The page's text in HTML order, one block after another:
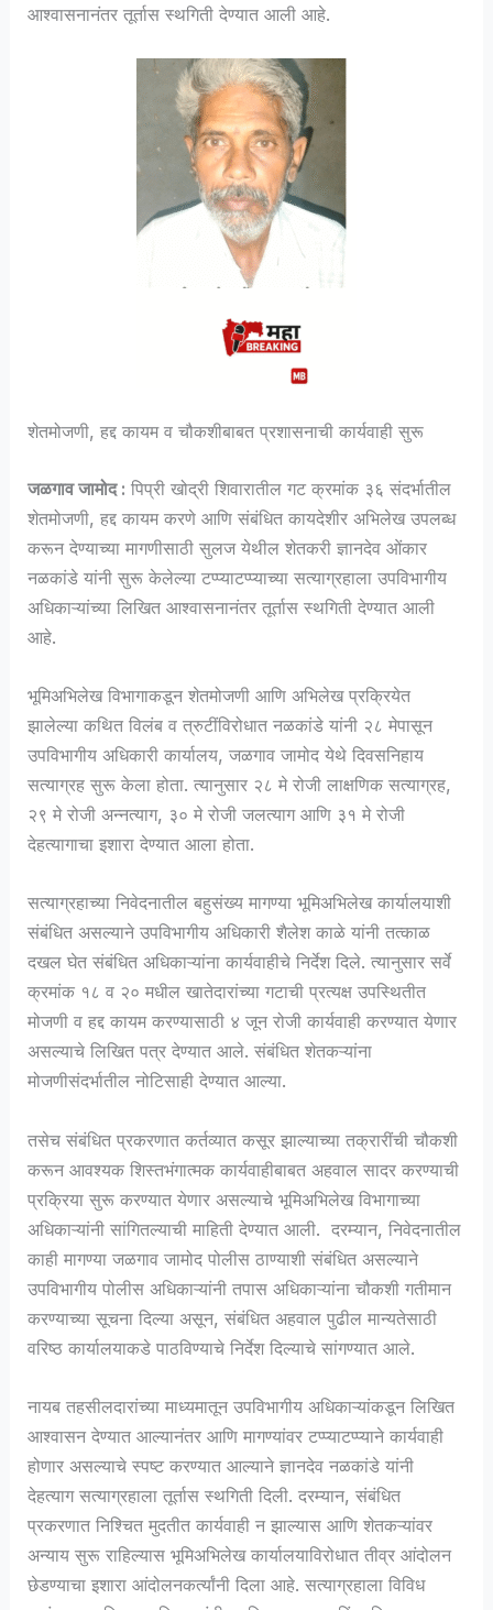
आश्वासनानंतर तूर्तास स्थगिती देण्यात आली आहे.
शेतमोजणी, हद्द कायम व चौकशीबाबत प्रशासनाची कार्यवाही सुरू
जळगाव जामोद : पिप्री खोद्री शिवारातील गट क्रमांक ३६ संदर्भातील
शेतमोजणी, हद्द कायम करणे आणि संबंधित कायदेशीर अभिलेख उपलब्ध
करून देण्याच्या मागणीसाठी सुलज येथील शेतकरी ज्ञानदेव ओंकार
नळकांडे यांनी सुरू केलेल्या टप्प्याटप्प्याच्या सत्याग्रहाला उपविभागीय
अधिकाऱ्यांच्या लिखित आश्वासनानंतर तूर्तास स्थगिती देण्यात आली
आहे.
भूमिअभिलेख विभागाकडून शेतमोजणी आणि अभिलेख प्रक्रियेत
झालेल्या कथित विलंब व त्रुटींविरोधात नळकांडे यांनी २८ मेपासून
उपविभागीय अधिकारी कार्यालय, जळगाव जामोद येथे दिवसनिहाय
सत्याग्रह सुरू केला होता. त्यानुसार २८ मे रोजी लाक्षणिक सत्याग्रह,
२९ मे रोजी अन्नत्याग, ३० मे रोजी जलत्याग आणि ३१ मे रोजी
देहत्यागाचा इशारा देण्यात आला होता.
सत्याग्रहाच्या निवेदनातील बहुसंख्य मागण्या भूमिअभिलेख कार्यालयाशी
संबंधित असल्याने उपविभागीय अधिकारी शैलेश काळे यांनी तत्काळ
दखल घेत संबंधित अधिकाऱ्यांना कार्यवाहीचे निर्देश दिले. त्यानुसार सर्वे
क्रमांक १८ व २० मधील खातेदारांच्या गटाची प्रत्यक्ष उपस्थितीत
मोजणी व हद्द कायम करण्यासाठी ४ जून रोजी कार्यवाही करण्यात येणार
असल्याचे लिखित पत्र देण्यात आले. संबंधित शेतकऱ्यांना
मोजणीसंदर्भातील नोटिसाही देण्यात आल्या.
तसेच संबंधित प्रकरणात कर्तव्यात कसूर झाल्याच्या तक्रारींची चौकशी
करून आवश्यक शिस्तभंगात्मक कार्यवाहीबाबत अहवाल सादर करण्याची
प्रक्रिया सुरू करण्यात येणार असल्याचे भूमिअभिलेख विभागाच्या
अधिकाऱ्यांनी सांगितल्याची माहिती देण्यात आली. दरम्यान, निवेदनातील
काही मागण्या जळगाव जामोद पोलीस ठाण्याशी संबंधित असल्याने
उपविभागीय पोलीस अधिकाऱ्यांनी तपास अधिकाऱ्यांना चौकशी गतीमान
करण्याच्या सूचना दिल्या असून, संबंधित अहवाल पुढील मान्यतेसाठी
वरिष्ठ कार्यालयाकडे पाठविण्याचे निर्देश दिल्याचे सांगण्यात आले.
नायब तहसीलदारांच्या माध्यमातून उपविभागीय अधिकाऱ्यांकडून लिखित
आश्वासन देण्यात आल्यानंतर आणि मागण्यांवर टप्प्याटप्प्याने कार्यवाही
होणार असल्याचे स्पष्ट करण्यात आल्याने ज्ञानदेव नळकांडे यांनी
देहत्याग सत्याग्रहाला तूर्तास स्थगिती दिली. दरम्यान, संबंधित
प्रकरणात निश्चित मुदतीत कार्यवाही न झाल्यास आणि शेतकऱ्यांवर
अन्याय सुरू राहिल्यास भूमिअभिलेख कार्यालयाविरोधात तीव्र आंदोलन
छेडण्याचा इशारा आंदोलनकर्त्यांनी दिला आहे. सत्याग्रहाला विविध